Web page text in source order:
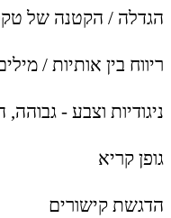
הגדלה / הקטנה של
ריווח בין אותיות /
ניגודיות וצבע -
גופן קריא
הדגשת קישורים